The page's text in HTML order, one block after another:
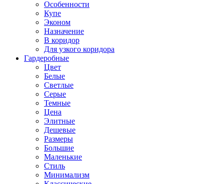
Особенности
Купе
Эконом
Назначение
В коридор
Для узкого коридора
Гардеробные
Цвет
Белые
Светлые
Серые
Темные
Цена
Элитные
Дешевые
Размеры
Большие
Маленькие
Стиль
Минимализм